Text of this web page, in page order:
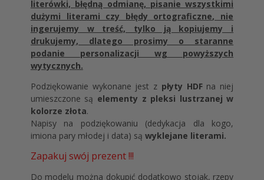
literówki, błędną odmianę, pisanie wszystkimi
dużymi literami czy błędy ortograficzne, nie
ingerujemy w treść, tylko ją kopiujemy i
drukujemy, dlatego prosimy o staranne
podanie personalizacji wg powyższych
wytycznych.
Podziękowanie wykonane jest z płyty HDFna niej
umieszczone są elementy z pleksi lustrzanej w
kolorze złota.
Napisy na podziękowaniu (dedykacja dla kogo,
imiona pary młodej i data) są wyklejane literami.
Zapakuj swój prezent !!!
Do modelu można dokupić dodatkowo stojak, rzepy